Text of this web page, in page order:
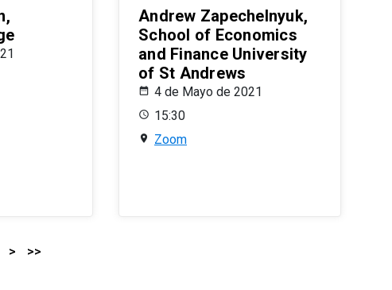
Andrew Zapechelnyuk,
School of Economics
and Finance University
of St Andrews
4 de Mayo de 2021
15:30
Zoom
> >>